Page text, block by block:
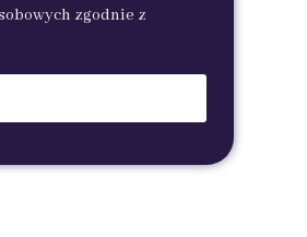
zgodnie z